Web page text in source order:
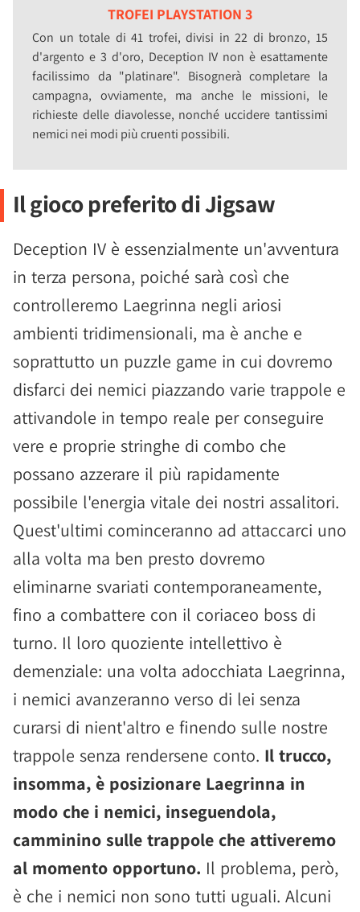
TROFEI PLAYSTATION 3
Con un totale di 41 trofei, divisi in 22 di bronzo, 15
d'argento e 3 d'oro, Deception IV non è esattamente
facilissimo da "platinare". Bisognerà completare la
campagna, ovviamente, ma anche le missioni, le
richieste delle diavolesse, nonché uccidere tantissimi
nemici nei modi più cruenti possibili.
Il gioco preferito di Jigsaw
Deception IV è essenzialmente un'avventura
in terza persona, poiché sarà così che
controlleremo Laegrinna negli ariosi
ambienti tridimensionali, ma è anche e
soprattutto un puzzle game in cui dovremo
disfarci dei nemici piazzando varie trappole e
attivandole in tempo reale per conseguire
vere e proprie stringhe di combo che
possano azzerare il più rapidamente
possibile l'energia vitale dei nostri assalitori.
Quest'ultimi cominceranno ad attaccarci uno
alla volta ma ben presto dovremo
eliminarne svariati contemporaneamente,
fino a combattere con il coriaceo boss di
turno. Il loro quoziente intellettivo è
demenziale: una volta adocchiata Laegrinna,
i nemici avanzeranno verso di lei senza
curarsi di nient'altro e finendo sulle nostre
trappole senza rendersene conto. Il trucco,
insomma, è posizionare Laegrinna in
modo che i nemici, inseguendola,
camminino sulle trappole che attiveremo
al momento opportuno. Il problema, però,
è che i nemici non sono tutti uguali. Alcuni